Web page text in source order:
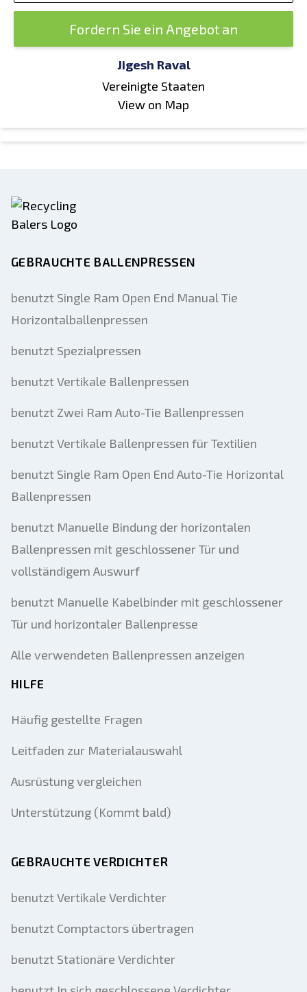
Fordern Sie ein Angebot an
Jigesh Raval
Vereinigte Staaten
View on Map
GEBRAUCHTE BALLENPRESSEN
benutzt Single Ram Open End Manual Tie
Horizontalballenpressen
benutzt Spezialpressen
benutzt Vertikale Ballenpressen
benutzt Zwei Ram Auto-Tie Ballenpressen
benutzt Vertikale Ballenpressen für Textilien
benutzt Single Ram Open End Auto-Tie Horizontal
Ballenpressen
benutzt Manuelle Bindung der horizontalen
Ballenpressen mit geschlossener Tür und
vollständigem Auswurf
benutzt Manuelle Kabelbinder mit geschlossener
Tür und horizontaler Ballenpresse
Alle verwendeten Ballenpressen anzeigen
HILFE
Häufig gestellte Fragen
Leitfaden zur Materialauswahl
Ausrüstung vergleichen
Unterstützung (Kommt bald)
GEBRAUCHTE VERDICHTER
benutzt Vertikale Verdichter
benutzt Comptactors übertragen
benutzt Stationäre Verdichter